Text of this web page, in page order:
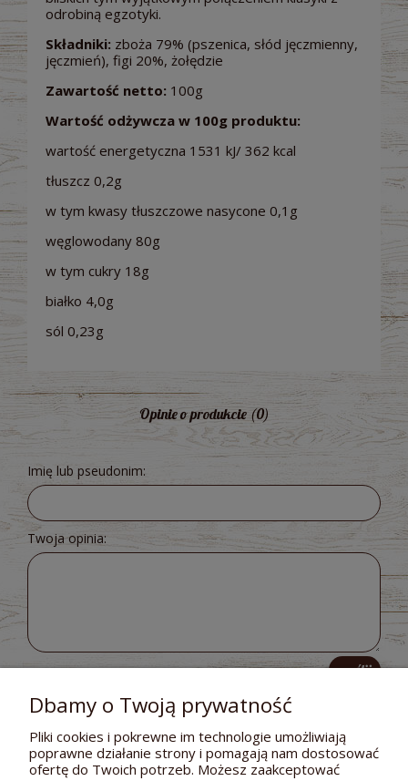
odrobiną egzotyki.
Składniki: zboża 79% (pszenica, słód jęczmienny,
jęczmień), figi 20%, żołędzie
Zawartość netto: 100g
Wartość odżywcza w 100g produktu:
wartość energetyczna 1531 kJ/ 362 kcal
tłuszcz 0,2g
w tym kwasy tłuszczowe nasycone 0,1g
węglowodany 80g
w tym cukry 18g
białko 4,0g
sól 0,23g
Opinie o produkcie (0)
Imię lub pseudonim:
Twoja opinia:
wyślij
POMOC
Dbamy o Twoją prywatność
Pliki cookies i pokrewne im technologie umożliwiają
poprawne działanie strony i pomagają nam dostosować
ofertę do Twoich potrzeb. Możesz zaakceptować